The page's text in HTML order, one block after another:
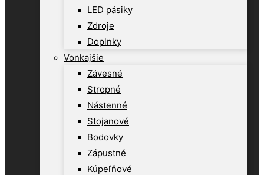
LED pásiky
Zdroje
Doplnky
Vonkajšie
Závesné
Stropné
Nástenné
Stojanové
Bodovky
Zápustné
Kúpeľňové